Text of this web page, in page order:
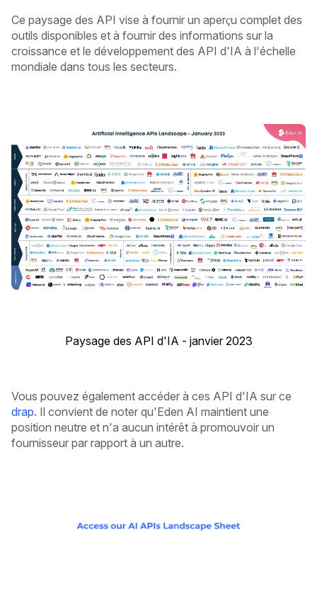
Ce paysage des API vise à fournir un aperçu complet des
outils disponibles et à fournir des informations sur la
croissance et le développement des API d'IA à l'échelle
mondiale dans tous les secteurs.
Paysage des API d'IA - janvier 2023
Vous pouvez également accéder à ces API d'IA sur ce
drap. Il convient de noter qu'Eden AI maintient une
position neutre et n'a aucun intérêt à promouvoir un
fournisseur par rapport à un autre.